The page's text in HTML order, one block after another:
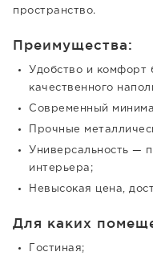
пространство.
Преимущества:
Удобство и комфорт
качественного
Современный
Прочные
Универсальность —
интерьера;
Невысокая цена,
Для каких
Гостиная;